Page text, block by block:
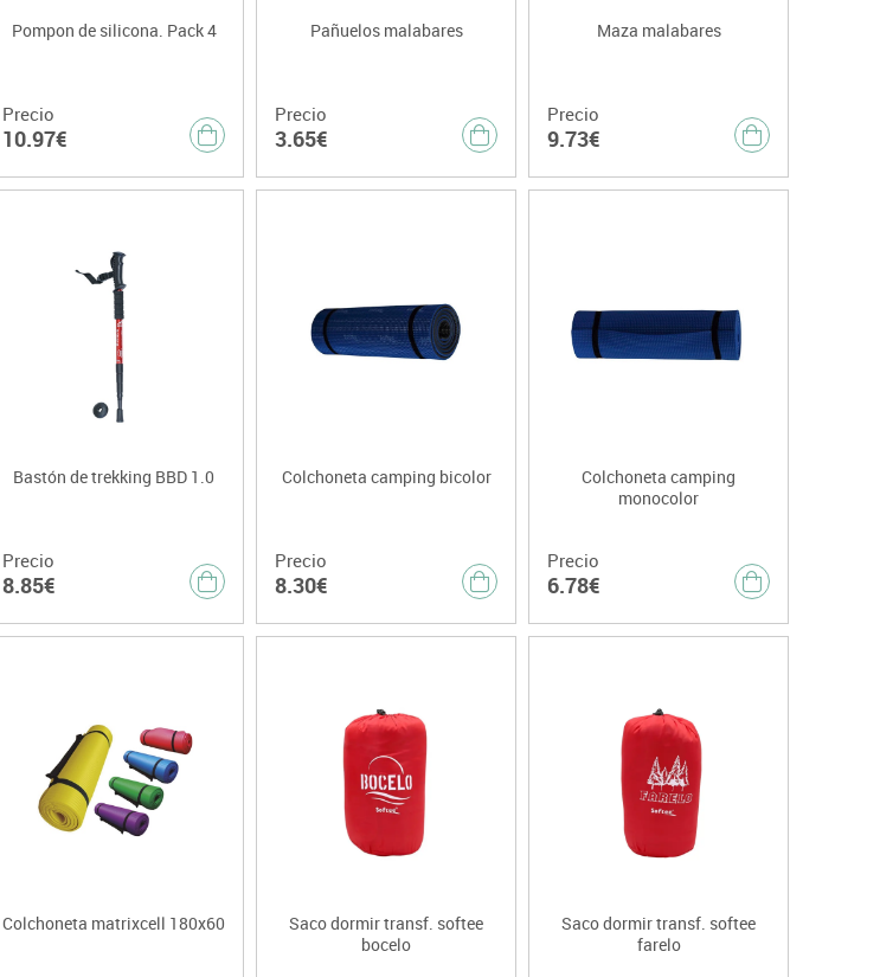
Pompon de silicona. Pack 4
Precio
10.97€
Pañuelos malabares
Precio
3.65€
Maza malabares
Precio
9.73€
Bastón de trekking BBD 1.0
Precio
8.85€
Colchoneta camping bicolor
Precio
8.30€
Colchoneta camping
monocolor
Precio
6.78€
Colchoneta matrixcell 180x60
Saco dormir transf. softee
bocelo
Saco dormir transf. softee
farelo